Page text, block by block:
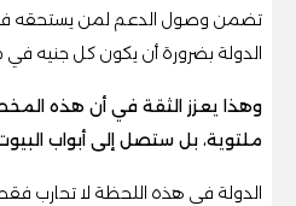
تضمن وصول الدعم لمن يستحقه
الدولة بضرورة أن يكون كل جنيه في
وهذا يعزز الثقة في أن هذه
ملتوية، بل ستصل إلى أبواب
الدولة في هذه اللحظة لا تحارب فقط